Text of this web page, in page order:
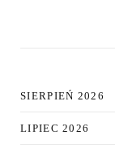
SIERPIEŃ 2026
LIPIEC 2026